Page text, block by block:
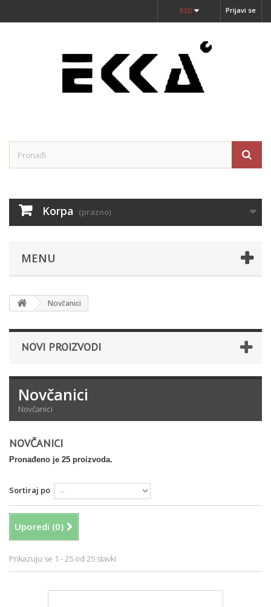
Prijavi se
RSD
Korpa (prazno)
MENU
Novčanici
NOVI PROIZVODI
Novčanici
Novčanici
NOVČANICI
Pronađeno je 25 proizvoda.
Sortiraj po
Uporedi (0)
Prikazuju se 1 - 25 od 25 stavki